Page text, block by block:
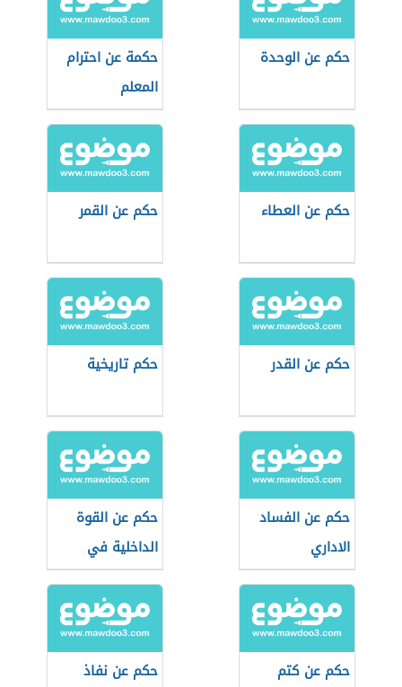
حكم عن الوحدة
حكمة عن احترام
المعلم
حكم عن العطاء حكم عن القمر
حكم عن القدر حكم تاريخية
حكم عن الفساد
الاداري
حكم عن القوة
الداخلية في
الإنسان
حكم عن كتم
حكم عن نفاذ